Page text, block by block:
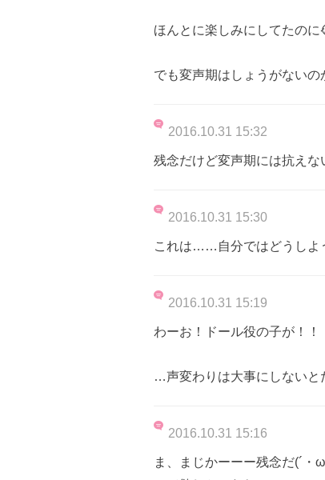
ほんとに楽しみにしてたの
でも変声期はしょうがないの
2016.10.31 15:32
残念だけど変声期には抗え
2016.10.31 15:30
これは……自分ではどうしよ
2016.10.31 15:19
わーお！ドール役の子が！！
…声変わりは大事にしないと
2016.10.31 15:16
ま、まじかーーー残念だ(´